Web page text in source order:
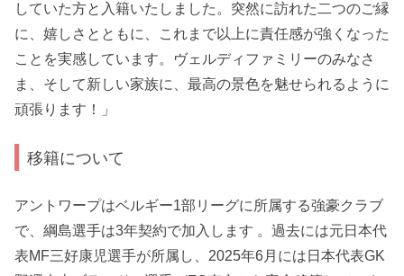
していた方と入籍いたしました。突然に訪れた二つのご縁
に、嬉しさとともに、これまで以上に責任感が強くなった
ことを実感しています。ヴェルディファミリーのみなさ
ま、そして新しい家族に、最高の景色を魅せられるように
頑張ります！」
移籍について
アントワープはベルギー1部リーグに所属する強豪クラブ
で、綱島選手は3年契約で加入します 。過去には元日本代
表MF三好康児選手が所属し、2025年6月には日本代表GK